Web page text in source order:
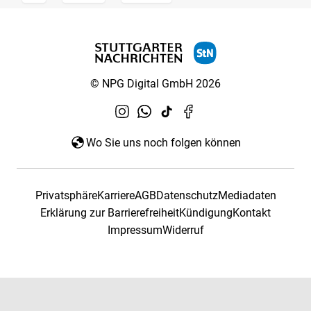
© NPG Digital GmbH 2026
Wo Sie uns noch folgen können
PrivatsphäreKarriereAGBDatenschutzMediadaten
Erklärung zur BarrierefreiheitKündigungKontakt
ImpressumWiderruf